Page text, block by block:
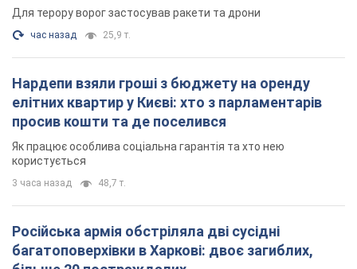
Російська армія обстріляла дві сусідні
багатоповерхівки в Харкові: двоє загиблих,
більше 20 постраждалих
Ворог навмисно обстрілює житлові будинки
16 минут назад 2,6 т.